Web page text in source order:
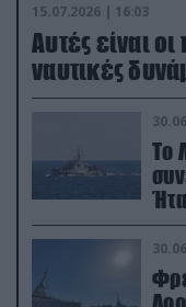
15.07.2026 | 16:03
Aυτές είναι
ναυτικές
Το